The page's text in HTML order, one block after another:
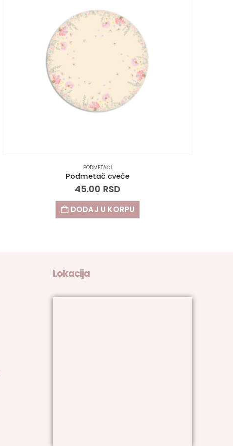
PODMETAČI
Podmetač cveće
45.00 RSD
DODAJ U KORPU
Lokacija